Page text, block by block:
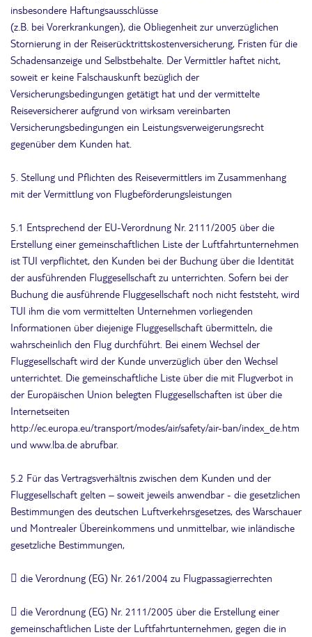
insbesondere Haftungsausschlüsse
(z.B. bei Vorerkrankungen), die Obliegenheit zur unverzüglichen
Stornierung in der Reiserücktrittskostenversicherung, Fristen für die
Schadensanzeige und Selbstbehalte. Der Vermittler haftet nicht,
soweit er keine Falschauskunft bezüglich der
Versicherungsbedingungen getätigt hat und der vermittelte
Reiseversicherer aufgrund von wirksam vereinbarten
Versicherungsbedingungen ein Leistungsverweigerungsrecht
gegenüber dem Kunden hat.
5. Stellung und Pflichten des Reisevermittlers im Zusammenhang
mit der Vermittlung von Flugbeförderungsleistungen
5.1 Entsprechend der EU-Verordnung Nr. 2111/2005 über die
Erstellung einer gemeinschaftlichen Liste der Luftfahrtunternehmen
ist TUI verpflichtet, den Kunden bei der Buchung über die Identität
der ausführenden Fluggesellschaft zu unterrichten. Sofern bei der
Buchung die ausführende Fluggesellschaft noch nicht feststeht, wird
TUI ihm die vom vermittelten Unternehmen vorliegenden
Informationen über diejenige Fluggesellschaft übermitteln, die
wahrscheinlich den Flug durchführt. Bei einem Wechsel der
Fluggesellschaft wird der Kunde unverzüglich über den Wechsel
unterrichtet. Die gemeinschaftliche Liste über die mit Flugverbot in
der Europäischen Union belegten Fluggesellschaften ist über die
Internetseiten
http://ec.europa.eu/transport/modes/air/safety/air-ban/index_de.htm
und www.lba.de abrufbar.
5.2 Für das Vertragsverhältnis zwischen dem Kunden und der
Fluggesellschaft gelten – soweit jeweils anwendbar - die gesetzlichen
Bestimmungen des deutschen Luftverkehrsgesetzes, des Warschauer
und Montrealer Übereinkommens und unmittelbar, wie inländische
gesetzliche Bestimmungen,
 die Verordnung (EG) Nr. 261/2004 zu Flugpassagierrechten
 die Verordnung (EG) Nr. 2111/2005 über die Erstellung einer
gemeinschaftlichen Liste der Luftfahrtunternehmen, gegen die in